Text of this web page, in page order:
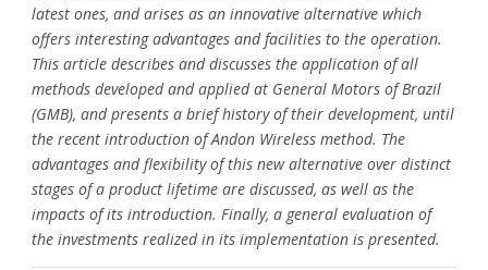
latest ones, and arises as an innovative alternative which
offers interesting advantages and facilities to the operation.
This article describes and discusses the application of all
methods developed and applied at General Motors of Brazil
(GMB), and presents a brief history of their development, until
the recent introduction of Andon Wireless method. The
advantages and flexibility of this new alternative over distinct
stages of a product lifetime are discussed, as well as the
impacts of its introduction. Finally, a general evaluation of
the investments realized in its implementation is presented.